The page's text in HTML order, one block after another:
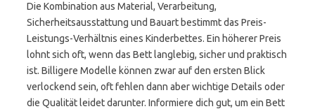
Die Kombination aus Material, Verarbeitung,
Sicherheitsausstattung und Bauart bestimmt das Preis-
Leistungs-Verhältnis eines Kinderbettes. Ein höherer Preis
lohnt sich oft, wenn das Bett langlebig, sicher und praktisch
ist. Billigere Modelle können zwar auf den ersten Blick
verlockend sein, oft fehlen dann aber wichtige Details oder
die Qualität leidet darunter. Informiere dich gut, um ein Bett